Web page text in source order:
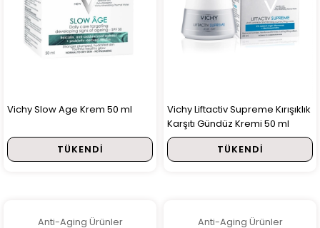
Vichy Slow Age Krem 50 ml
TÜKENDI
Vichy Liftactiv Supreme Kırışıklık
Karşıtı Gündüz Kremi 50 ml
TÜKENDI
Anti-Aging Ürünler Anti-Aging Ürünler